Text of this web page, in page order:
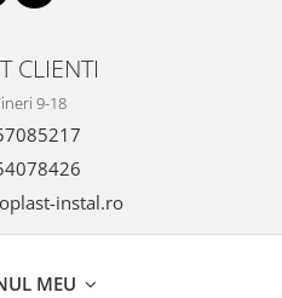
CLIENTI
9-18
instal.ro
MEU